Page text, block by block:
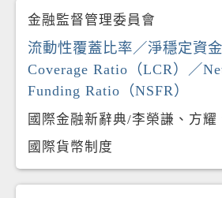
金融監督管理委員會
流動性覆蓋比率／淨穩定資
Coverage Ratio（LCR）／
Funding Ratio（NSFR）
國際金融新辭典/李榮謙、方耀
國際貨幣制度